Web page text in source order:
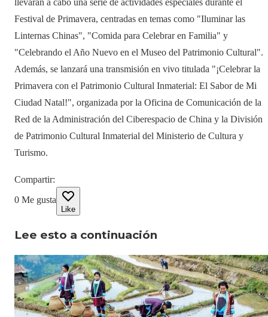
Festival de Primavera, centradas en temas como "Iluminar las
Linternas Chinas", "Comida para Celebrar en Familia" y
"Celebrando el Año Nuevo en el Museo del Patrimonio Cultural".
Además, se lanzará una transmisión en vivo titulada "¡Celebrar la
Primavera con el Patrimonio Cultural Inmaterial: El Sabor de Mi
Ciudad Natal!", organizada por la Oficina de Comunicación de la
Red de la Administración del Ciberespacio de China y la División
de Patrimonio Cultural Inmaterial del Ministerio de Cultura y
Turismo.
Compartir:
0 Me gusta
Like
Lee esto a continuación